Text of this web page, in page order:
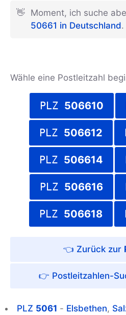
👋 Moment, ich suche
50661 in Deutschland.
Wähle eine Postleitzahl
PLZ 506610
PLZ 506612
PLZ 506614
PLZ 506616
PLZ 506618
Postleitzahlen-
PLZ 5061 - Elsbethen,